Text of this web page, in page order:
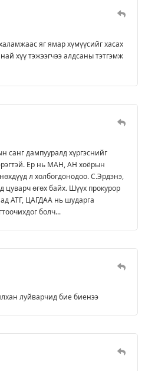
яг ямар хүмүүсийг хасах
хүү тэжээгчээ алдсаны тэтгэмж
санг дампууралд хүргэснийг
Ер нь МАН, АН хоёрын
л холбогдонодоо. С.Эрдэнэ,
цуварч өгөх байх. Шүүх прокурор
АТГ, ЦАГДАА нь шударга
болч...
луйварчид бие биенээ